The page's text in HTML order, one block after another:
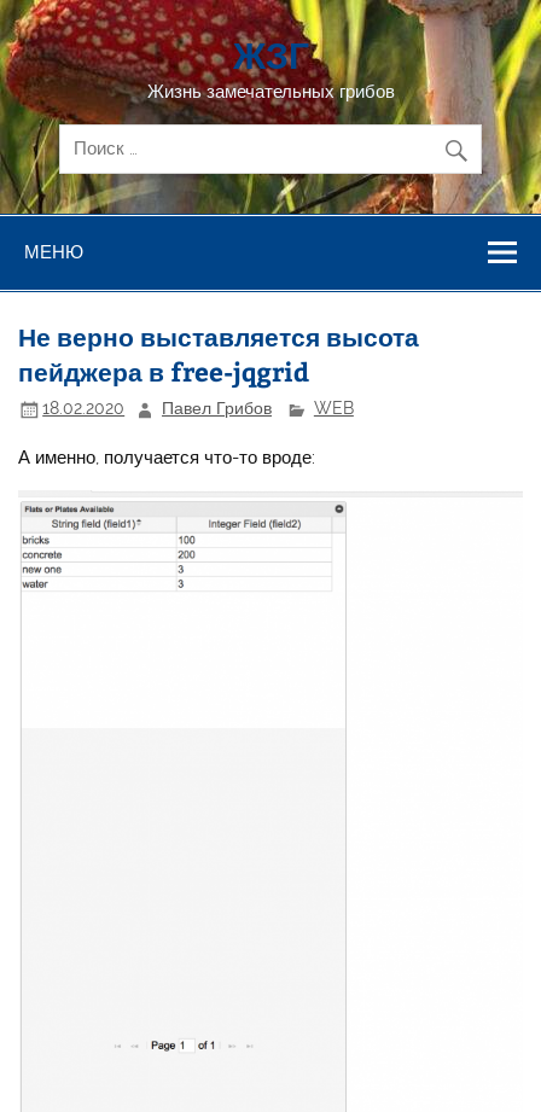
Перейти
к
содержимому
ЖЗГ
Жизнь замечательных грибов
МЕНЮ
Не верно выставляется высота
пейджера в free-jqgrid
18.02.2020 Павел Грибов WEB
А именно, получается что-то вроде: